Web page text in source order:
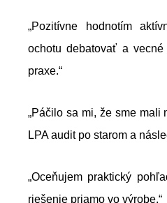
„Pozitívne hodnotím
ochotu debatovať a
praxe.“
„Páčilo sa mi, že sme mali
LPA audit po starom a
„Oceňujem praktický
riešenie priamo vo výrobe.“